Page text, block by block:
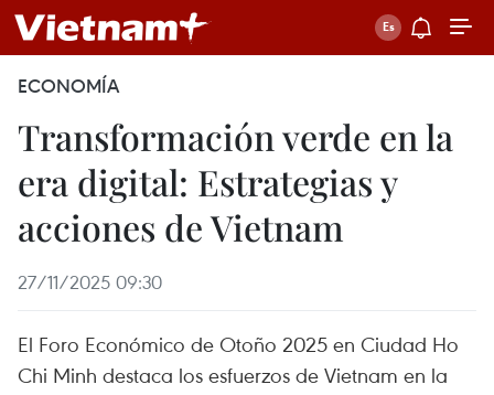
ECONOMÍA
Transformación verde en la
era digital: Estrategias y
acciones de Vietnam
27/11/2025 09:30
El Foro Económico de Otoño 2025 en Ciudad Ho
Chi Minh destaca los esfuerzos de Vietnam en la